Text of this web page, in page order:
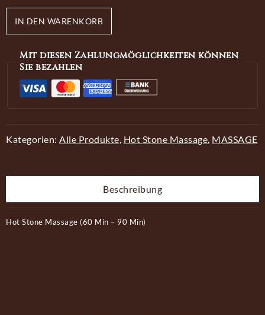
IN DEN WARENKORB
Mit diesen Zahlungmöglichkeiten können
Sie bezahlen
Kategorien: Alle Produkte, Hot Stone Massage, MASSAGE
Beschreibung
Hot Stone Massage (60 Min – 90 Min)